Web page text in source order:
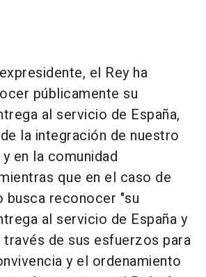
el Rey ha
públicamente su
al servicio de España,
la integración de nuestro
en la comunidad
que en el caso de
busca reconocer "su
al servicio de España y
través de sus esfuerzos para
y el ordenamiento